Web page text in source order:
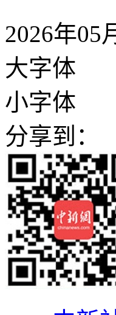
2026年
大字体
小字体
分享到：